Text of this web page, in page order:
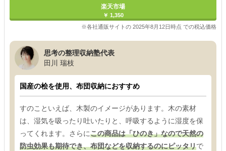
楽天市場
￥ 1,350
※各社通販サイトの 2025年8月12日時点 での税込価格
思考の整理収納塾代表
田川 瑞枝
国産の桧を使用、布団収納におすすめ
すのこといえば、木製のイメージがあります。木の素材
は、湿気を吸ったり吐いたりと、呼吸するように湿度を保
ってくれます。さらにこの商品は「ひのき」なので天然の
防虫効果も期待でき、布団などを収納するのにピッタリで